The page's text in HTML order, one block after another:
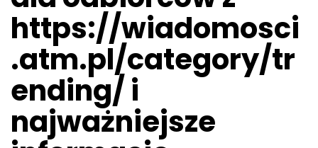
https://wiadomosci
.atm.pl/category/tr
ending/ i
najważniejsze